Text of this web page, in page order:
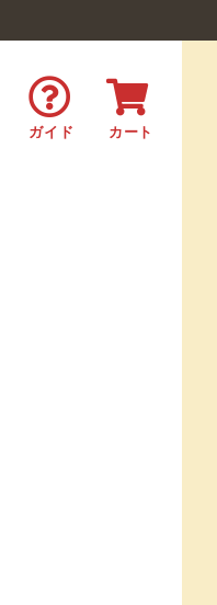
ガイド カート